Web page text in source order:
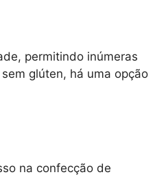
permitindo inúmeras
glúten, há uma opção
na confecção de